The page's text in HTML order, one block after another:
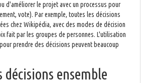
d'améliorer le projet avec un processus pour
vote). Par exemple, toutes les décisions
chez Wikipédia, avec des modes de décision
fait par les groupes de personnes. L'utilisation
prendre des décisions peuvent beaucoup
décisions ensemble